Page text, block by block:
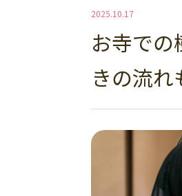
2025.10.17
お寺で
きの流